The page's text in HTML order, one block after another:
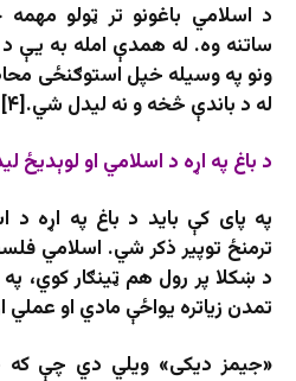
د اسلامي باغونو تر ټولو
ساتنه وه. له همدې امله به یې د
ونو په وسیله خپل استوګنځی
له د باندې څخه و نه لیدل شي.[۴]
د باغ په اړه د اسلامي او لوېدیځ
په پای کې باید د باغ په اړه د
ترمنځ توپیر ذکر شي. اسلامي
د ښکلا پر رول هم ټینګار کوي،
تمدن زیاتره یواځې مادي او عملي
«جیمز دیکی» ویلي دي چې